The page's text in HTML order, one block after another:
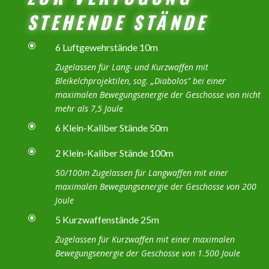
STEHENDE STÄNDE
\
6 Luftgewehrstände 10m
Zugelassen für Lang- und Kurzwaffen mit
Bleikelchprojektilen, sog. „Diabolos" bei einer
maximalen Bewegungsenergie der Geschosse von nicht
mehr als 7,5 Joule
\ 6 Klein-Kaliber Stände 50m
\
2 Klein-Kaliber Stände 100m
50/100m Zugelassen für Langwaffen mit einer
maximalen Bewegungsenergie der Geschosse von 200
Joule
\
5 Kurzwaffenstände 25m
Zugelassen für Kurzwaffen mit einer maximalen
Bewegungsenergie der Geschosse von 1.500 Joule